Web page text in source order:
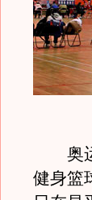
奥运
健身篮